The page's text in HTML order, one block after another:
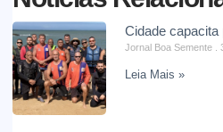
Cidade capacita
Jornal Boa Semente
Leia Mais »